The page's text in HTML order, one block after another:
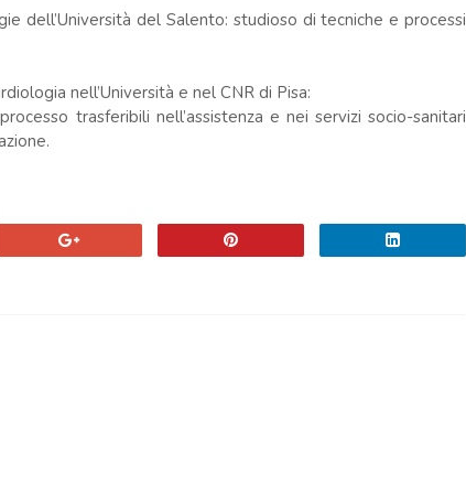
dell’Università del Salento: studioso di tecniche e processi
nell’Università e nel CNR di Pisa:
trasferibili nell’assistenza e nei servizi socio-sanitari